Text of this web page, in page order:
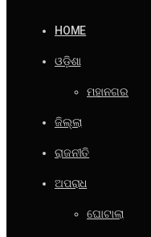
HOME
ଓଡ଼ିଶା
ମହାନଗର
ଜିଲ୍ଲା
ରାଜନୀତି
ଅପରାଧ
ଘୋଟାଲା